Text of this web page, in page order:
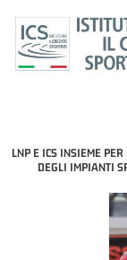
LNP E ICS INSIEME PER
DEGLI IMPIANTI